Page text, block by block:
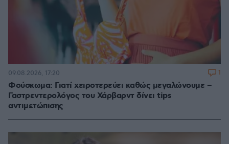
Φούσκωμα: Γιατί χειροτερεύει καθώς μεγαλώνουμε –
Γαστρεντερολόγος του Χάρβαρντ δίνει tips
αντιμετώπισης
09.08.2026, 17:20 1